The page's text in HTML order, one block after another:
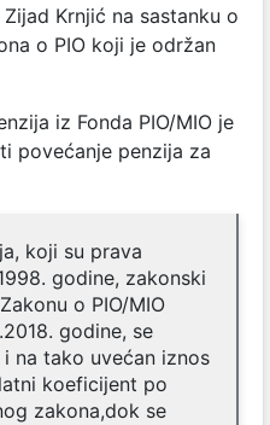
Krnjić na sastanku o
o PIO koji je održan
iz Fonda PIO/MIO je
povećanje penzija za
koji su prava
godine, zakonski
o PIO/MIO
godine, se
na tako uvećan iznos
koeficijent po
zakona,dok se